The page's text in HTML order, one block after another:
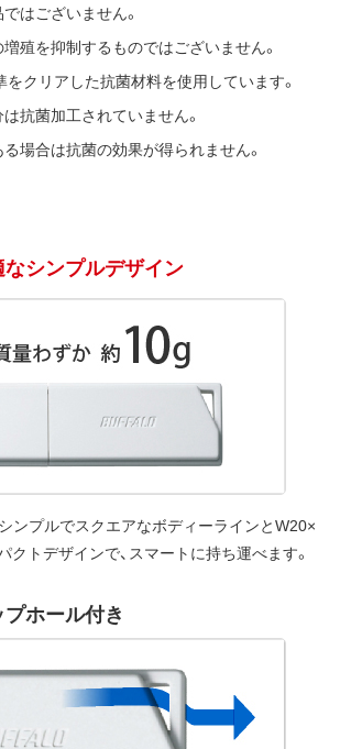
はございません。
殖を抑制するものではございません。
クリアした抗菌材料を使用しています。
抗菌加工されていません。
場合は抗菌の効果が得られません。
シンプルデザイン
ンプルでスクエアなボディーラインとW20×
トデザインで、スマートに持ち運べます。
ホール付き